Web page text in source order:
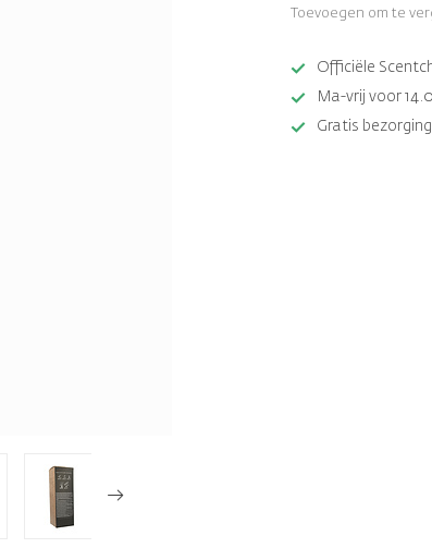
Toevoegen om te
Officiële
Ma-vrij voor
Gratis